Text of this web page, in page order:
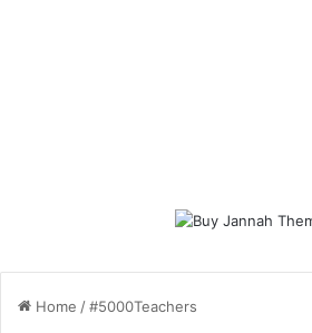
Home /#5000Teachers